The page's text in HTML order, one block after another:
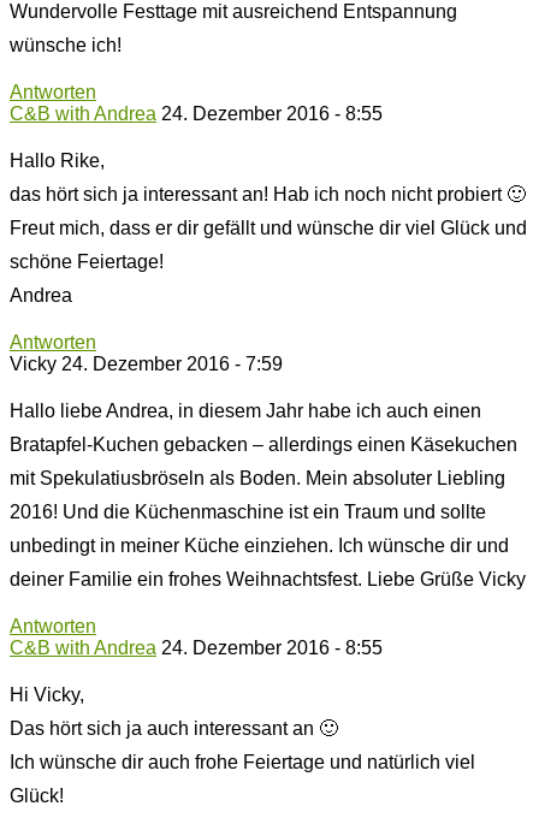
Wundervolle Festtage mit ausreichend Entspannung
wünsche ich!
Antworten
C&B with Andrea 24. Dezember 2016 - 8:55
Hallo Rike,
das hört sich ja interessant an! Hab ich noch nicht probiert 🙂
Freut mich, dass er dir gefällt und wünsche dir viel Glück und
schöne Feiertage!
Andrea
Antworten
Vicky 24. Dezember 2016 - 7:59
Hallo liebe Andrea, in diesem Jahr habe ich auch einen
Bratapfel-Kuchen gebacken – allerdings einen Käsekuchen
mit Spekulatiusbröseln als Boden. Mein absoluter Liebling
2016! Und die Küchenmaschine ist ein Traum und sollte
unbedingt in meiner Küche einziehen. Ich wünsche dir und
deiner Familie ein frohes Weihnachtsfest. Liebe Grüße Vicky
Antworten
C&B with Andrea 24. Dezember 2016 - 8:55
Hi Vicky,
Das hört sich ja auch interessant an 🙂
Ich wünsche dir auch frohe Feiertage und natürlich viel
Glück!